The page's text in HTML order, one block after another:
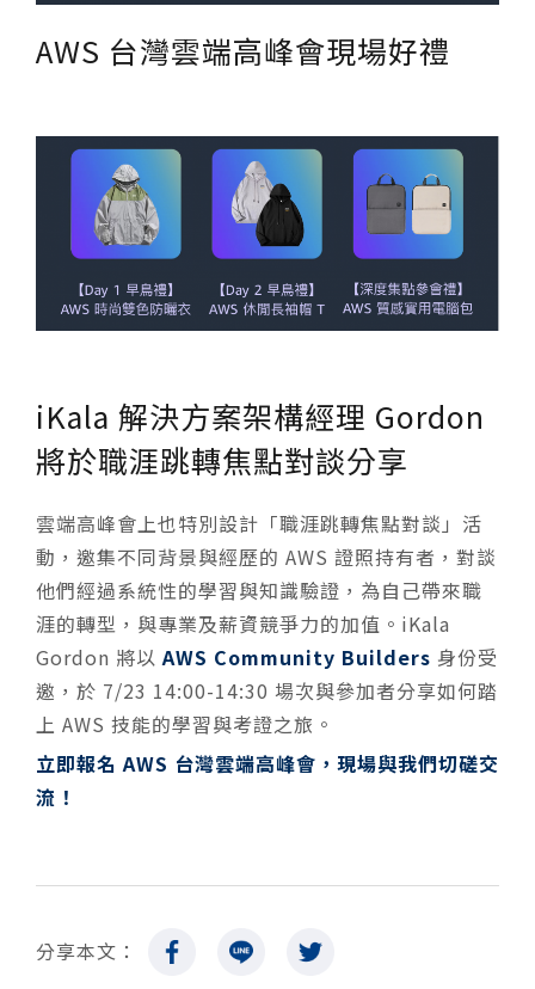
AWS 台灣雲端高峰會現場好禮
iKala 解決方案架構經理 Gordon
將於職涯跳轉焦點對談分享
雲端高峰會上也特別設計「職涯跳轉焦點對談」活
動，邀集不同背景與經歷的 AWS 證照持有者，對談
他們經過系統性的學習與知識驗證，為自己帶來職
涯的轉型，與專業及薪資競爭力的加值。iKala
Gordon 將以AWS Community Builders 身份受
邀，於 7/23 14:00-14:30 場次與參加者分享如何踏
上 AWS 技能的學習與考證之旅。
立即報名 AWS 台灣雲端高峰會，現場與我們切磋交
流！
分享本文：